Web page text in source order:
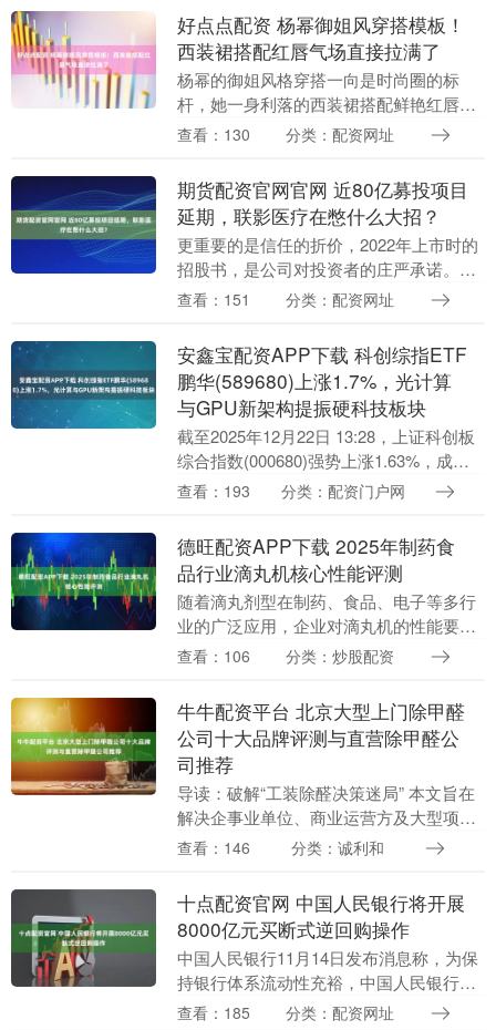
套造型的精髓，让普....
好点点配资 杨幂御姐风穿搭模板！
西装裙搭配红唇气场直接拉满了
杨幂的御姐风格穿搭一向是时尚圈的标
杆，她一身利落的西装裙搭配鲜艳红唇，
将干练与性感的平衡拿捏得恰到好处，气
她的这套造型，提供....
查看：130 分类：配资网址
期货配资官网官网 近80亿募投项目
延期，联影医疗在憋什么大招？
更重要的是信任的折价，2022年上市时的
招股书，是公司对投资者的庄严承诺。如
今核心项目一拖再拖，不得不让人质疑管
的裂痕，往往....
查看：151 分类：配资网址
安鑫宝配资APP下载 科创综指ETF
鹏华(589680)上涨1.7%，光计算
与GPU新架构提振硬科技板块
截至2025年12月22日 13:28，上证科创板
综合指数(000680)强势上涨1.63%，成分
股安达智能(688125)上涨20.00%，鼎通科
查看：193 分类：配资门户网
德旺配资APP下载 2025年制药食
品行业滴丸机核心性能评测
随着滴丸剂型在制药、食品、电子等多行
业的广泛应用，企业对滴丸机的性能要求
从“能生产”升级为“高效、合规、适配多场
次评测选取....
查看：106 分类：炒股配资
牛牛配资平台 北京大型上门除甲醛
公司十大品牌评测与直营除甲醛公
司推荐
导读：破解“工装除醛决策迷局” 本文旨在
解决企事业单位、商业运营方及大型项目
负责人在为写字楼、产业园区、酒店、商
务时，普遍面....
查看：146 分类：诚利和
十点配资官网 中国人民银行将开展
8000亿元买断式逆回购操作
中国人民银行11月14日发布消息称，为保
持银行体系流动性充裕，中国人民银行将
于11月17日以固定数量、利率招标、多重
查看：185 分类：配资网址